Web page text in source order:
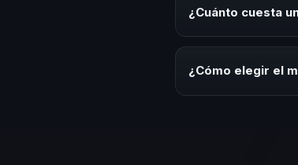
temática.
¿Cuánto cuesta
¿Cómo elegir el